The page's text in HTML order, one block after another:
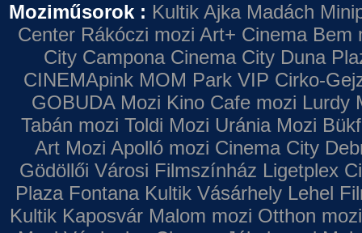
Moziműsorok : Kultik Ajka Madách
Center Rákóczi mozi Art+ Cinema Bem
City Campona Cinema City Duna
CINEMApink MOM Park VIP Cirko-
GOBUDA Mozi Kino Cafe mozi Lurdy
Tabán mozi Toldi Mozi Uránia Mozi
Art Mozi Apolló mozi Cinema City
Gödöllői Városi Filmszínház Ligetplex
Plaza Fontana Kultik Vásárhely Lehel
Kultik Kaposvár Malom mozi Otthon mozi